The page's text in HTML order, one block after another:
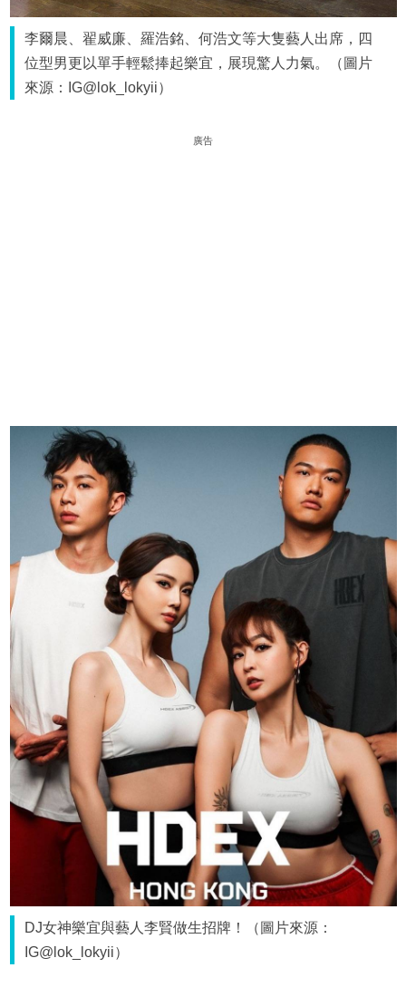
李爾晨、翟威廉、羅浩銘、何浩文等大隻藝人出席，四
位型男更以單手輕鬆捧起樂宜，展現驚人力氣。（圖片
來源：IG@lok_lokyii）
廣告
DJ女神樂宜與藝人李賢做生招牌！（圖片來源：
IG@lok_lokyii）